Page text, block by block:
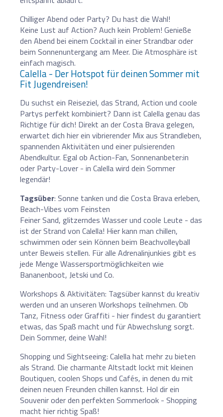
Chilliger Abend oder Party? Du hast die Wahl!
Keine Lust auf Action? Auch kein Problem! Genieße
den Abend bei einem Cocktail in einer Strandbar oder
beim Sonnenuntergang am Meer. Die Atmosphäre ist
einfach magisch.
Calella - Der Hotspot für deinen Sommer mit
Fit Jugendreisen!
Du suchst ein Reiseziel, das Strand, Action und coole
Partys perfekt kombiniert? Dann ist Calella genau das
Richtige für dich! Direkt an der Costa Brava gelegen,
erwartet dich hier ein vibrierender Mix aus Strandleben,
spannenden Aktivitäten und einer pulsierenden
Abendkultur. Egal ob Action-Fan, Sonnenanbeter:in
oder Party-Lover - in Calella wird dein Sommer
legendär!
Tagsüber: Sonne tanken und die Costa Brava erleben,
Beach-Vibes vom Feinsten
Feiner Sand, glitzerndes Wasser und coole Leute - das
ist der Strand von Calella! Hier kann man chillen,
schwimmen oder sein Können beim Beachvolleyball
unter Beweis stellen. Für alle Adrenalinjunkies gibt es
jede Menge Wassersportmöglichkeiten wie
Bananenboot, Jetski und Co.
Workshops & Aktivitäten: Tagsüber kannst du kreativ
werden und an unseren Workshops teilnehmen. Ob
Tanz, Fitness oder Graffiti - hier findest du garantiert
etwas, das Spaß macht und für Abwechslung sorgt.
Dein Sommer, deine Wahl!
Shopping und Sightseeing: Calella hat mehr zu bieten
als Strand. Die charmante Altstadt lockt mit kleinen
Boutiquen, coolen Shops und Cafés, in denen du mit
deinen neuen Freunden chillen kannst. Hol dir ein
Souvenir oder den perfekten Sommerlook - Shopping
macht hier richtig Spaß!